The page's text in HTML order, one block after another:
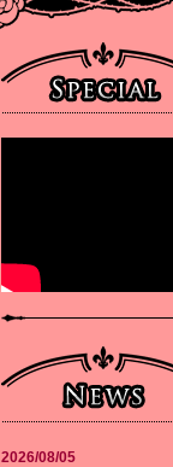
2026/08/05